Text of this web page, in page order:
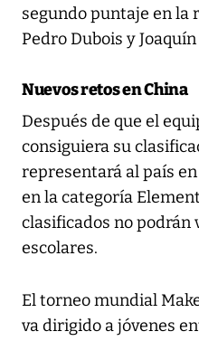
segundo puntaje en la
Pedro Dubois y
Nuevos retos en China
Después de que el
consiguiera su
representará al país
en la categoría
clasificados no
escolares.
El torneo mundial
va dirigido a jóvenes